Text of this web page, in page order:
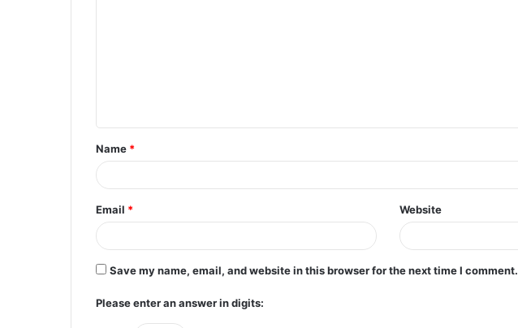
t
*
Name *
Email * Website
Save my name, email, and website in this browser for the next time I comment.
Please enter an answer in digits: